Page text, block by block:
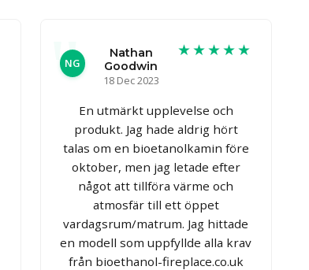
NG
Nathan
Goodwin
18 Dec 2023
★★★★★
En utmärkt upplevelse och
produkt. Jag hade aldrig hört
talas om en bioetanolkamin före
oktober, men jag letade efter
något att tillföra värme och
atmosfär till ett öppet
vardagsrum/matrum. Jag hittade
en modell som uppfyllde alla krav
från bioethanol-fireplace.co.uk